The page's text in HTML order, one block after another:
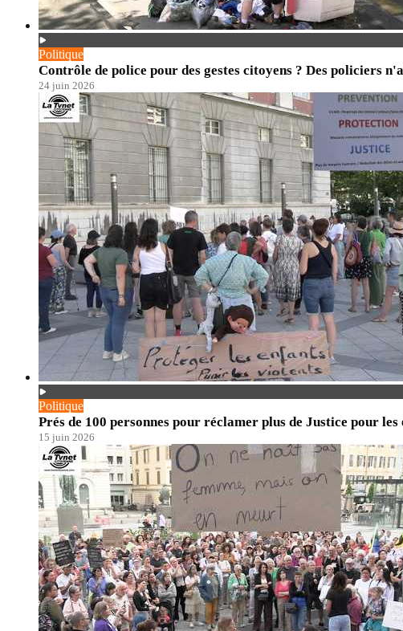
Politique
Contrôle de police pour des gestes citoyens ? Des policiers
24 juin 2026
Politique
Prés de 100 personnes pour réclamer plus de Justice pour
15 juin 2026